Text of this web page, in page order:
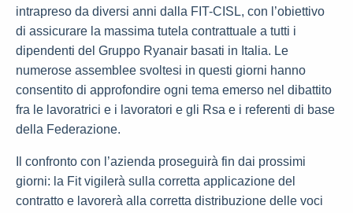
intrapreso da diversi anni dalla FIT-CISL, con l’obiettivo
di assicurare la massima tutela contrattuale a tutti i
dipendenti del Gruppo Ryanair basati in Italia. Le
numerose assemblee svoltesi in questi giorni hanno
consentito di approfondire ogni tema emerso nel dibattito
fra le lavoratrici e i lavoratori e gli Rsa e i referenti di base
della Federazione.
Il confronto con l’azienda proseguirà fin dai prossimi
giorni: la Fit vigilerà sulla corretta applicazione del
contratto e lavorerà alla corretta distribuzione delle voci